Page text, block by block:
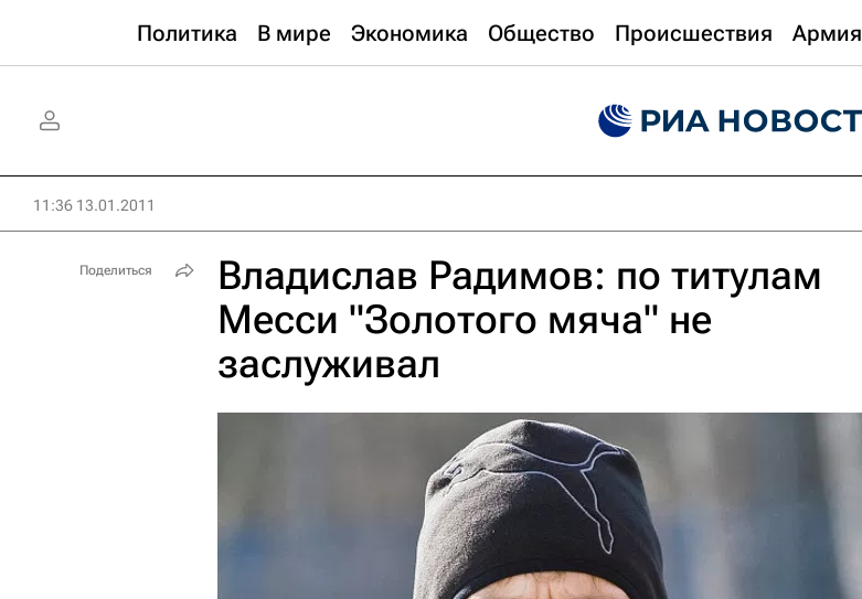
Политика В мире Экономика Общество Происшествия Армия
11:36 13.01.2011
Владислав Радимов: по титулам
Месси "Золотого мяча" не
заслуживал
Поделиться